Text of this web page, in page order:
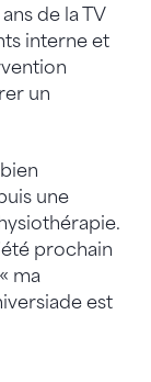
de la TV
interne et
un
une
prochain
ma
est